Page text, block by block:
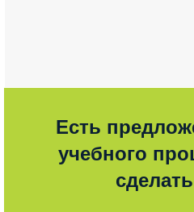
Есть
учебного